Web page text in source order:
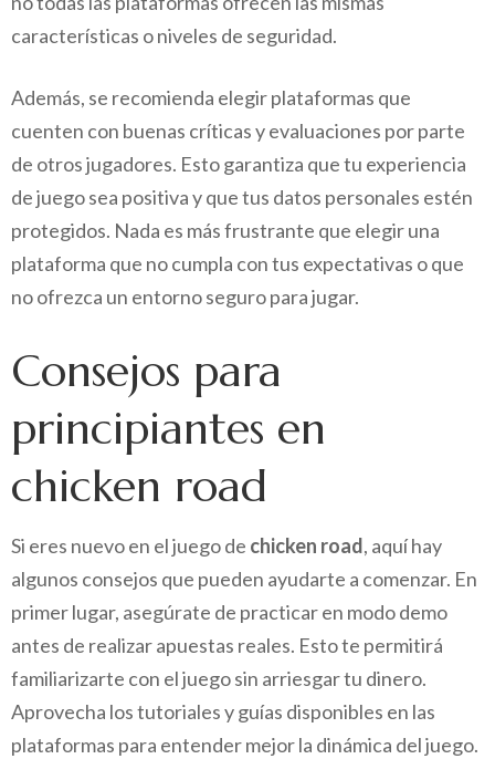
características o niveles de seguridad.
Además, se recomienda elegir plataformas que
cuenten con buenas críticas y evaluaciones por parte
de otros jugadores. Esto garantiza que tu experiencia
de juego sea positiva y que tus datos personales estén
protegidos. Nada es más frustrante que elegir una
plataforma que no cumpla con tus expectativas o que
no ofrezca un entorno seguro para jugar.
Consejos para
principiantes en
chicken road
Si eres nuevo en el juego de chicken road, aquí hay
algunos consejos que pueden ayudarte a comenzar. En
primer lugar, asegúrate de practicar en modo demo
antes de realizar apuestas reales. Esto te permitirá
familiarizarte con el juego sin arriesgar tu dinero.
Aprovecha los tutoriales y guías disponibles en las
plataformas para entender mejor la dinámica del juego.